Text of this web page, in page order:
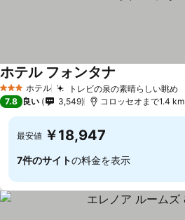
3 ホテルのランク
ホテル トレビの泉の素晴らしい眺め
ホテル フォンタナ
7.8 良い 3,549 コロッセオまで1.4 km
最安値 ￥18,947
7件のサイトの料金を表示